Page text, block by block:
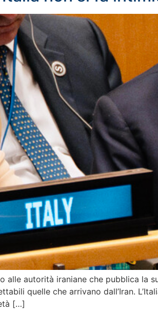
alle autorità iraniane che pubblica la
quelle che arrivano dall’Iran.
[…]